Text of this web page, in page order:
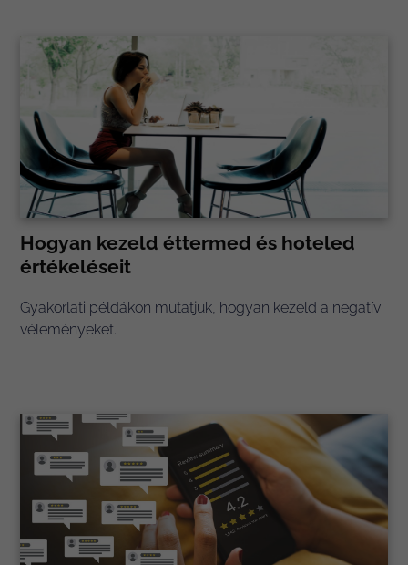
Hogyan kezeld éttermed és hoteled
értékeléseit
Gyakorlati példákon mutatjuk, hogyan kezeld a negatív
véleményeket.